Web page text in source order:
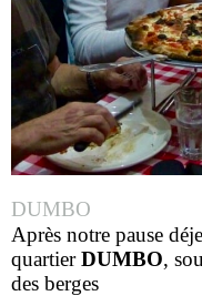
DUMBO
Après notre pause
quartierDUMBO,
des berges